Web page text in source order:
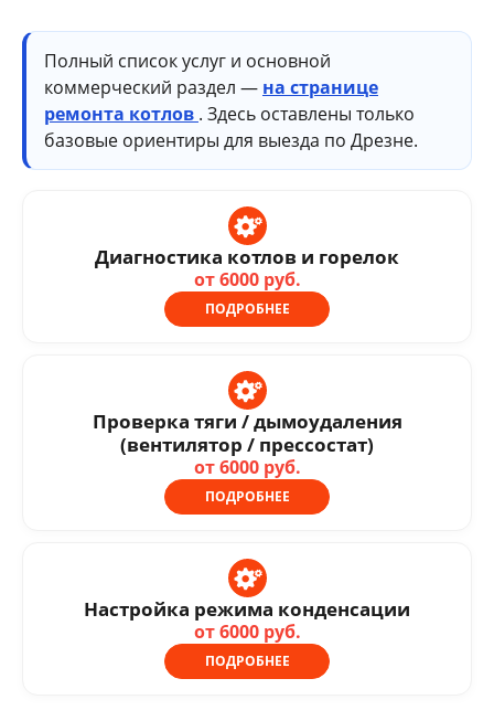
Полный список услуг и основной
коммерческий раздел — на странице
ремонта котлов . Здесь оставлены только
базовые ориентиры для выезда по Дрезне.
Диагностика котлов и горелок
от 6000 руб.
ПОДРОБНЕЕ
Проверка тяги / дымоудаления
(вентилятор / прессостат)
от 6000 руб.
ПОДРОБНЕЕ
Настройка режима конденсации
от 6000 руб.
ПОДРОБНЕЕ